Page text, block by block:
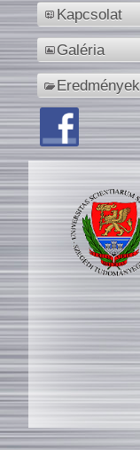
Kapcsolat
Galéria
Eredmények